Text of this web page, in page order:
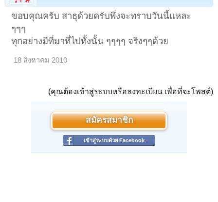
ขอบคุณครับ สาธุด้วยครับพึ่งจะทราบวันนี้แหละ
ๆๆๆ
ทุกอย่างมีที่มาที่ไปทั้งนั้น ๆๆๆๆ จริงๆๆด้วย
18 สิงหาคม 2010
(คุณต้องเข้าสู่ระบบหรือลงทะเบียน เพื่อที่จะโพสต์)
สมัครสมาชิก
เข้าสู่ระบบด้วย Facebook